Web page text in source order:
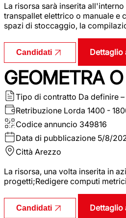
La risorsa sarà inserita
transpallet elettrico o manuale e
spazi di stoccaggio, la
Candidati Dettaglio
GEOMETRA
Tipo di contratto Da definire
Retribuzione Lorda 1400 -
Codice annuncio 349816
Data di pubblicazione 5/8/
Città Arezzo
La risorsa, una volta inserita in
progetti;Redigere computi
Candidati Dettaglio